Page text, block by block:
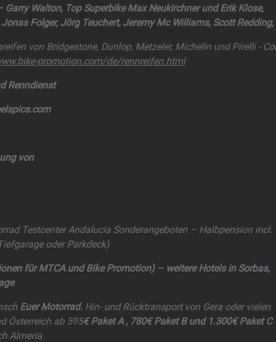
Walton, Top Superbike Max Neukirchner und Erik Klose,
Folger, Jörg Teuchert, Jeremy Mc Williams, Scott Redding,
von Bridgestone, Dunlop, Metzeler, Michelin und Pirelli -
promotion.com/de/rennreifen.html
Renndienst
von
Testcenter Andalucia Sonderangeboten – Halbpension incl.
oder Parkdeck)
für MTCA und Bike Promotion) – weitere Hotels in Sorbas,
Euer Motorrad. Hin- und Rücktransport von Gera oder vielen
Österreich ab 595€Paket A , 780€Paket B und 1.300€Paket C
Almeria